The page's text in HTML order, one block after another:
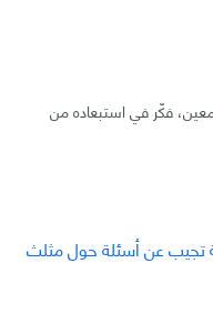
فكّر في استبعاده من
تجيب عن أسئلة حول مثلث